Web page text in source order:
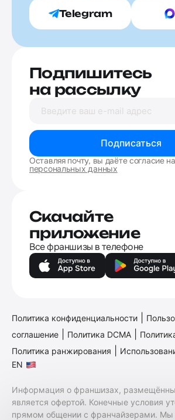
Telegram
Подпишитесь
на рассылку
Подписаться
Оставляя почту, вы даёте согласие
персональных данных
Скачайте
приложение
Все франшизы в телефоне
Политика конфиденциальности
соглашение
Политика DCMA
Политика ранжирования
EN
Информация о франшизах,
является офертой. Конечные условия
прямом общении с франчайзерами. Мы